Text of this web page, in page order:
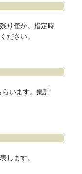
り僅か。指定時
ださい。
らいます。集計
します。